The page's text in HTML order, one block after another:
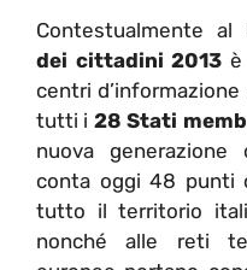
Contestualmente al
dei cittadini 2013 è
centri
tutti i 28 Stati
nuova generazione
conta oggi 48 punti
tutto il territorio
nonché alle reti